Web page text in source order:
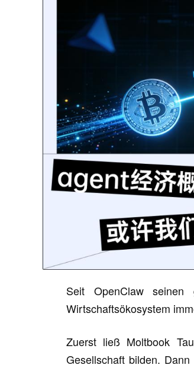
Seit OpenClaw
Wirtschaftsökosystem
Zuerst ließ Moltbook
Gesellschaft bilden.